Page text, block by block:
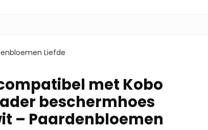
Liefde
met Kobo
beschermhoes
– Paardenbloemen